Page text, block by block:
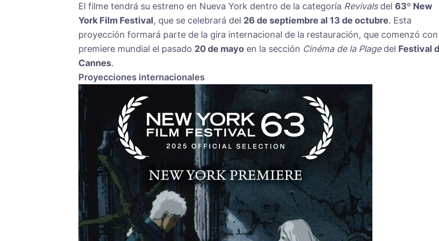
El filme tendrá su estreno en Nueva York dentro de la categoría Revivalsdel 63º New
York Film Festival, que se celebrará del 26 de septiembre al 13 de octubre. Esta
proyección formará parte de la gira internacional de la restauración, que comenzó con
premiere mundial el pasado 20 de mayo en la sección Cinéma de la Plagedel Festival
Cannes.
Proyecciones internacionales